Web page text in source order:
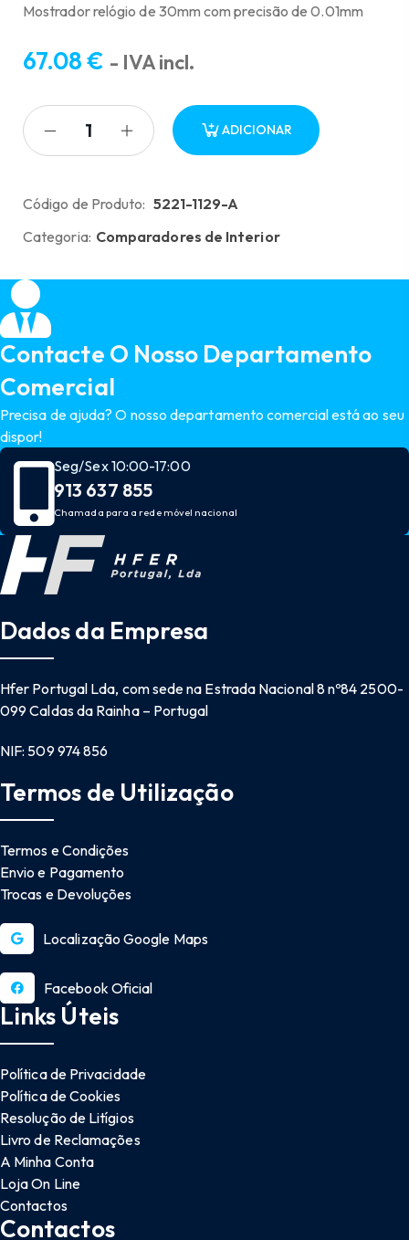
Mostrador relógio de 30mm com precisão de 0.01mm
67.08€ - IVA incl.
ADICIONAR
Código de Produto: 5221-1129-A
Categoria: Comparadores de Interior
Contacte O Nosso Departamento
Comercial
Precisa de ajuda? O nosso departamento comercial está ao seu
dispor!
Seg/Sex 10:00-17:00
913 637 855
Chamada para a rede móvel nacional
Dados da Empresa
Hfer Portugal Lda, com sede na Estrada Nacional 8 nº84 2500-
099 Caldas da Rainha – Portugal
NIF: 509 974 856
Termos de Utilização
Termos e Condições
Envio e Pagamento
Trocas e Devoluções
Localização Google Maps
Facebook Oficial
Links Úteis
Política de Privacidade
Política de Cookies
Resolução de Litígios
Livro de Reclamações
A Minha Conta
Loja On Line
Contactos
Contactos